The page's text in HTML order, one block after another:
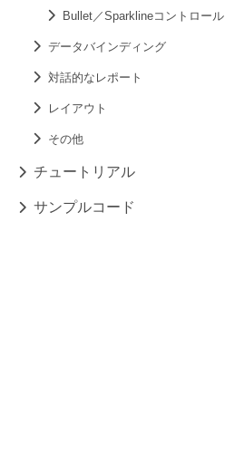
Bullet／Sparklineコントロール
データバインディング
対話的なレポート
レイアウト
その他
チュートリアル
サンプルコード